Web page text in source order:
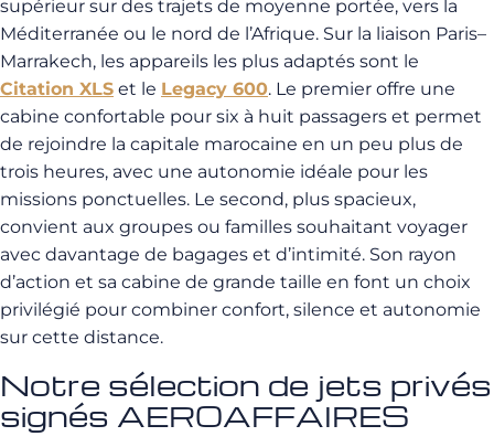
supérieur sur des trajets de moyenne portée, vers la
Méditerranée ou le nord de l’Afrique. Sur la liaison Paris–
Marrakech, les appareils les plus adaptés sont le
Citation XLS et le Legacy 600. Le premier offre une
cabine confortable pour six à huit passagers et permet
de rejoindre la capitale marocaine en un peu plus de
trois heures, avec une autonomie idéale pour les
missions ponctuelles. Le second, plus spacieux,
convient aux groupes ou familles souhaitant voyager
avec davantage de bagages et d’intimité. Son rayon
d’action et sa cabine de grande taille en font un choix
privilégié pour combiner confort, silence et autonomie
sur cette distance.
Notre sélection de jets privés
signés AEROAFFAIRES